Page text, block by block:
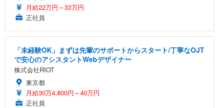
月給22万円～33万円
正社員
「未経験OK」まずは先輩のサポートからスタート/丁寧なOJT
で安心のアシスタントWebデザイナー
株式会社RIOT
東京都
月給30万4,800円～40万円
正社員